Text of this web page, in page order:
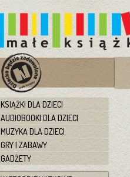
KSIĄŻKI DLA DZIECI
AUDIOBOOKI DLA DZIECI
MUZYKA DLA DZIECI
GRY I ZABAWY
GADŻETY